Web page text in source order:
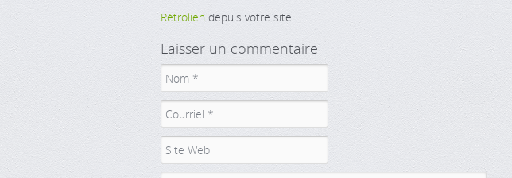
Rétrolien depuis votre site.
Laisser un commentaire